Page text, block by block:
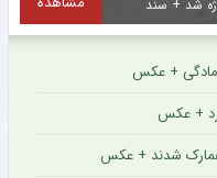
شد + سند
+ عکس
+ عکس
شدند + عکس